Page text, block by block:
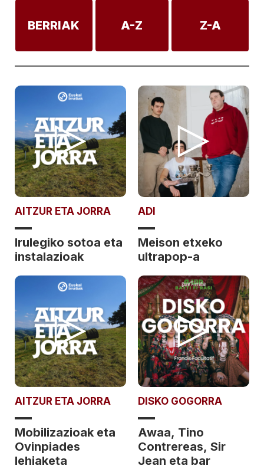
BERRIAK A-Z Z-A
AITZUR ETA JORRA
Irulegiko sotoa eta
instalazioak
ADI
Meison etxeko
ultrapop-a
AITZUR ETA JORRA
Mobilizazioak eta
Ovinpiades
lehiaketa
DISKO GOGORRA
Awaa, Tino
Contrereas, Sir
Jean eta bar